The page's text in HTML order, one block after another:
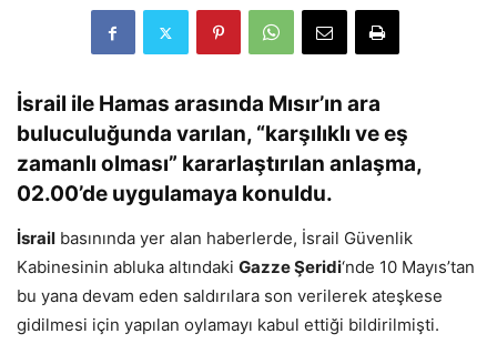
İsrail ile Hamas arasında Mısır’ın ara
buluculuğunda varılan, “karşılıklı ve eş
zamanlı olması” kararlaştırılan anlaşma,
02.00’de uygulamaya konuldu.
İsrail basınında yer alan haberlerde, İsrail Güvenlik
Kabinesinin abluka altındaki Gazze Şeridi‘nde 10 Mayıs’tan
bu yana devam eden saldırılara son verilerek ateşkese
gidilmesi için yapılan oylamayı kabul ettiği bildirilmişti.